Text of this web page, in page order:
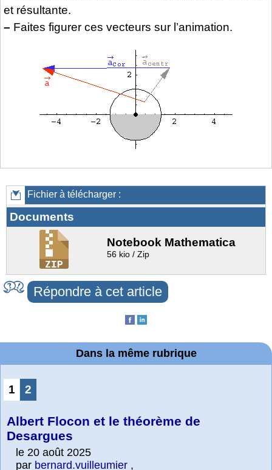
et résultante.
– Faites figurer ces vecteurs sur l’animation.
Fichier à télécharger :
Documents
Notebook Mathematica
56 kio / Zip
Répondre à cet article
Dans la même rubrique
1 2
Albert Flocon et le théorème de
Desargues
le 20 août 2025
par bernard.vuilleumier ,